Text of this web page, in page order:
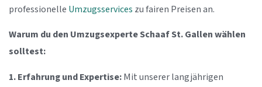
professionelle Umzugsservices zu fairen Preisen an.
Warum du den Umzugsexperte Schaaf St. Gallen wählen
solltest:
1. Erfahrung und Expertise:Mit unserer langjährigen